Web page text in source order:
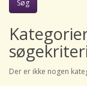
Der er ikke nogen